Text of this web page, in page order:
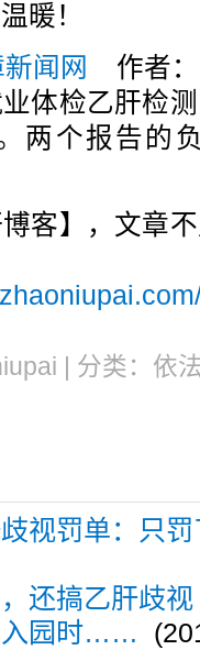
暖！
闻网
作者：
体检乙肝检
两个报告的
客】，文章
| 分类：依
视罚单：只
还搞乙肝歧视
入园时……